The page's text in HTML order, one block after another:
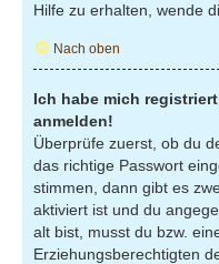
Hilfe zu erhalten, wende
Nach oben
Ich habe mich
anmelden!
Überprüfe zuerst, ob du
das richtige Passwort
stimmen, dann gibt es
aktiviert ist und du
alt bist, musst du bzw.
Erziehungsberechtigten